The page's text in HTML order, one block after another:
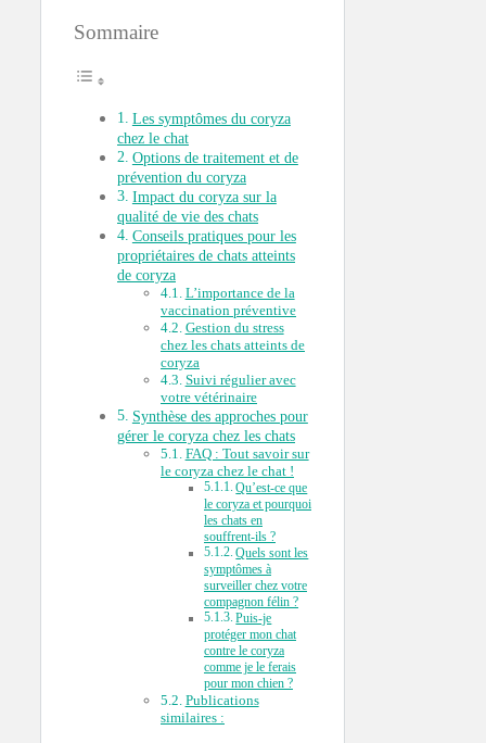
Sommaire
Les symptômes du coryza
chez le chat
Options de traitement et de
prévention du coryza
Impact du coryza sur la
qualité de vie des chats
Conseils pratiques pour les
propriétaires de chats atteints
de coryza
L’importance de la
vaccination préventive
Gestion du stress
chez les chats atteints de
coryza
Suivi régulier avec
votre vétérinaire
Synthèse des approches pour
gérer le coryza chez les chats
FAQ : Tout savoir sur
le coryza chez le chat !
Qu’est-ce que
le coryza et pourquoi
les chats en
souffrent-ils ?
Quels sont les
symptômes à
surveiller chez votre
compagnon félin ?
Puis-je
protéger mon chat
contre le coryza
comme je le ferais
pour mon chien ?
Publications
similaires :